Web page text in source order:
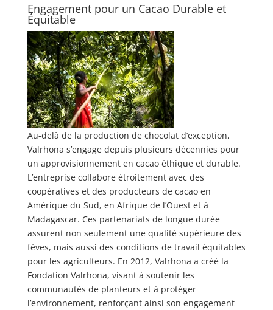
Engagement pour un Cacao Durable et
Équitable
Au-delà de la production de chocolat d’exception,
Valrhona s’engage depuis plusieurs décennies pour
un approvisionnement en cacao éthique et durable.
L’entreprise collabore étroitement avec des
coopératives et des producteurs de cacao en
Amérique du Sud, en Afrique de l’Ouest et à
Madagascar. Ces partenariats de longue durée
assurent non seulement une qualité supérieure des
fèves, mais aussi des conditions de travail équitables
pour les agriculteurs. En 2012, Valrhona a créé la
Fondation Valrhona, visant à soutenir les
communautés de planteurs et à protéger
l’environnement, renforçant ainsi son engagement